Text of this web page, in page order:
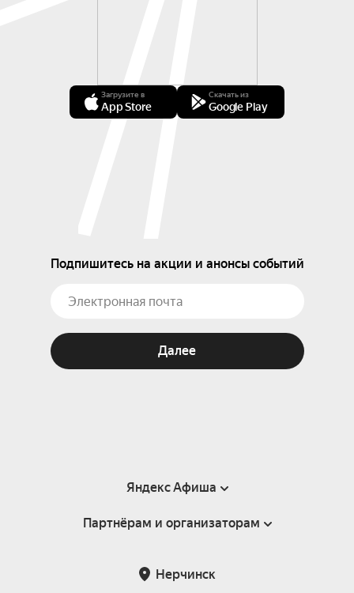
Загрузите в
App Store
Скачать из
Google Play
Подпишитесь на акции и анонсы событий
Далее
Яндекс Афиша
Справка
Подарочные сертификаты
Партнёрам и организаторам
Нерчинск